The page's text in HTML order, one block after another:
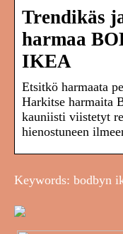
Trendikäs
harmaa
IKEA
Etsitkö harmaata
Harkitse harmaita
kauniisti viistetyt
hienostuneen
Keywords: bodbyn